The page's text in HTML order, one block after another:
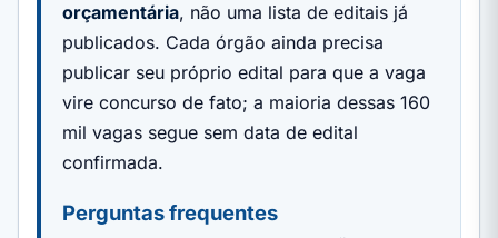
orçamentária, não uma lista de editais já
publicados. Cada órgão ainda precisa
publicar seu próprio edital para que a vaga
vire concurso de fato; a maioria dessas 160
mil vagas segue sem data de edital
confirmada.
Perguntas frequentes